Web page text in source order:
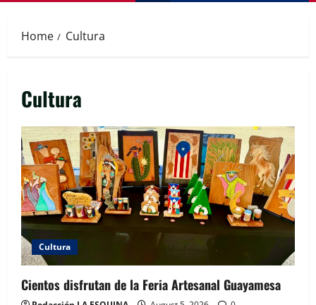
Home Cultura
Cultura
Cultura
Cientos disfrutan de la Feria Artesanal Guayamesa